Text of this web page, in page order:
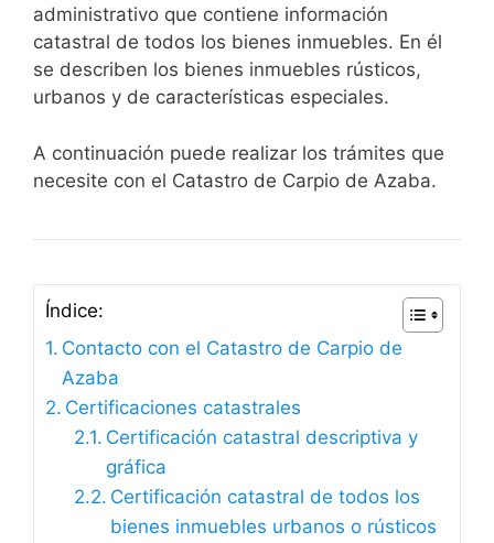
administrativo que contiene información
catastral de todos los bienes inmuebles. En él
se describen los bienes inmuebles rústicos,
urbanos y de características especiales.
A continuación puede realizar los trámites que
necesite con el Catastro de Carpio de Azaba.
Índice:
Contacto con el Catastro de Carpio de
Azaba
Certificaciones catastrales
Certificación catastral descriptiva y
gráfica
Certificación catastral de todos los
bienes inmuebles urbanos o rústicos